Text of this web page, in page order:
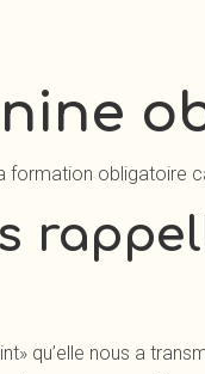
formation obligatoire
qu’elle nous a